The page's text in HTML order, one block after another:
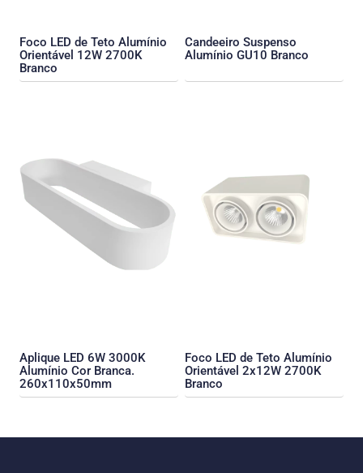
Foco LED de Teto Alumínio
Orientável 12W 2700K
Branco
Candeeiro Suspenso
Alumínio GU10 Branco
Aplique LED 6W 3000K
Alumínio Cor Branca.
260x110x50mm
Foco LED de Teto Alumínio
Orientável 2x12W 2700K
Branco